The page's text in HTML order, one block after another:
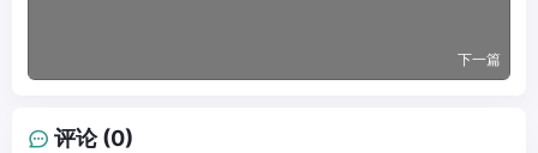
下一篇
评论 (0)